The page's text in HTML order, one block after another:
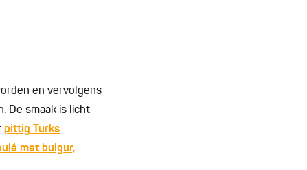
en vervolgens
De smaak is licht
pittig Turks
met bulgur,